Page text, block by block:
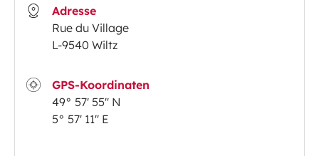
Adresse
Rue du Village
L-9540 Wiltz
GPS-Koordinaten
49° 57' 55'' N
5° 57' 11'' E